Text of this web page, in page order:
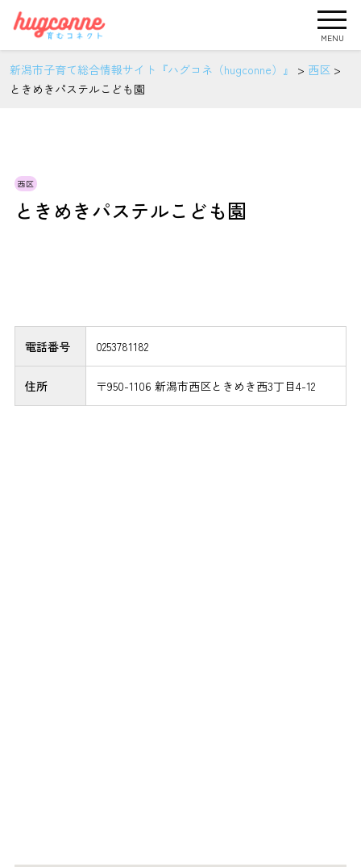
MENU
新潟市子育て総合情報サイト『ハグコネ（hugconne）』 > 西区 >
ときめきパステルこども園
西区
ときめきパステルこども園
電話番号 0253781182
住所 〒950-1106 新潟市西区ときめき西3丁目4-12